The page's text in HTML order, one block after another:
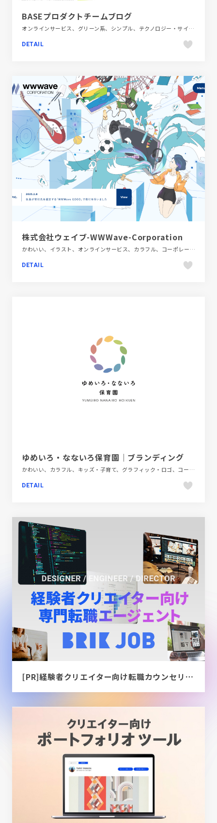
BASEプロダクトチームブログ
オンラインサービス、グリーン系、シンプル、テクノロジー・サイエンス、フラットデザイン、ホワイト系、ポップ、メディアサイト
DETAIL
株式会社ウェイブ-WWWave-Corporation
かわいい、イラスト、オンラインサービス、カラフル、コーポレートサイト、シンプル、テレビ・アニメ・映画・芸能、ホワイト系
DETAIL
ゆめいろ・なないろ保育園｜ブランディング
かわいい、カラフル、キッズ・子育て、グラフィック・ロゴ、コーポレートサイト、ナチュラル、ホワイト系、ポップ、モーション多め、大きめ写真、教育・学校
DETAIL
[PR]経験者クリエイター向け転職カウンセリング｜デザイナー / ディレクター / エンジニア